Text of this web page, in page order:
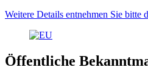
Weitere Details entnehmen Sie bitte
Öffentliche